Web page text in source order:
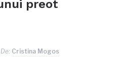
preot
De: Cristina Mogos